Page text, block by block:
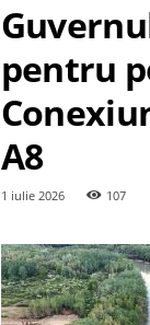
pentru
A8
1 iulie 2026 107